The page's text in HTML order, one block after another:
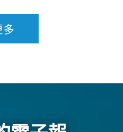
多